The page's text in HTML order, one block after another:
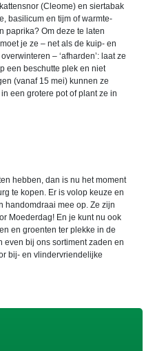
(Cleome) en siertabak
basilicum en tijm of warmte-
paprika? Om deze te laten
je ze – net als de kuip- en
– ‘afharden’: laat ze
een beschutte plek en niet
(vanaf 15 mei) kunnen ze
een grotere pot of plant ze in
hebben, dan is nu het moment
te kopen. Er is volop keuze en
handomdraai mee op. Ze zijn
Moederdag! En je kunt nu ook
en groenten ter plekke in de
even bij ons sortiment zaden en
bij- en vlindervriendelijke